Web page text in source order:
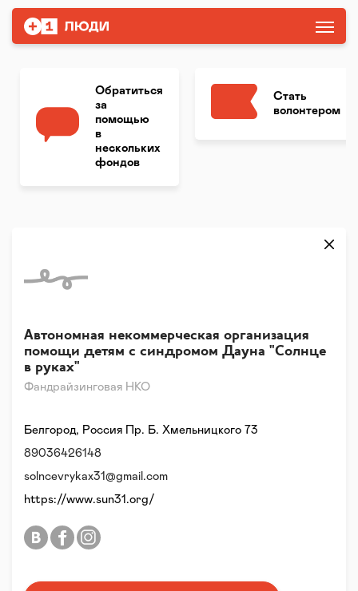
Обратиться
за
помощью
в
нескольких
фондов
Стать
волонтером
Фандрайзинговая НКО
Автономная некоммерческая организация
помощи детям с синдромом Дауна "Солнце
в руках"
Белгород, Россия Пр. Б. Хмельницкого 73
89036426148
solncevrykax31@gmail.com
https://www.sun31.org/